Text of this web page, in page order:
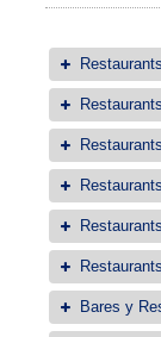
Restaurants
Bares y